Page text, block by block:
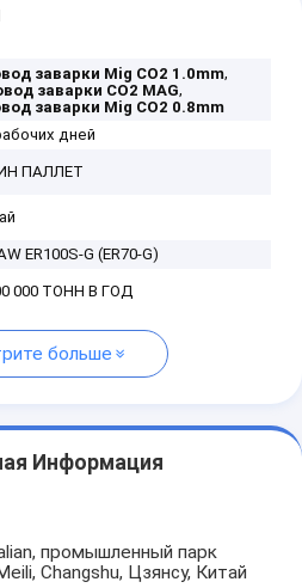
заварки Mig СО2 1.0mm,
заварки СО2 MAG,
заварки Mig СО2 0.8mm
дней
ПАЛЛЕТ
ER100S-G (ER70-G)
000 ТОНН В ГОД
больше
Информация
промышленный парк
Changshu, Цзянсу, Китай